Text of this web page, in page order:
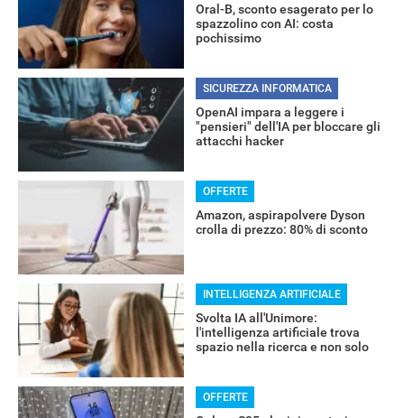
Oral-B, sconto esagerato per lo
spazzolino con AI: costa
pochissimo
SICUREZZA INFORMATICA
OpenAI impara a leggere i
"pensieri" dell'IA per bloccare gli
attacchi hacker
OFFERTE
Amazon, aspirapolvere Dyson
crolla di prezzo: 80% di sconto
INTELLIGENZA ARTIFICIALE
Svolta IA all'Unimore:
l'intelligenza artificiale trova
spazio nella ricerca e non solo
OFFERTE